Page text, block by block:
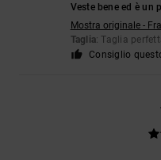
Veste bene ed è un
Mostra originale -
Taglia: Taglia
Consiglio